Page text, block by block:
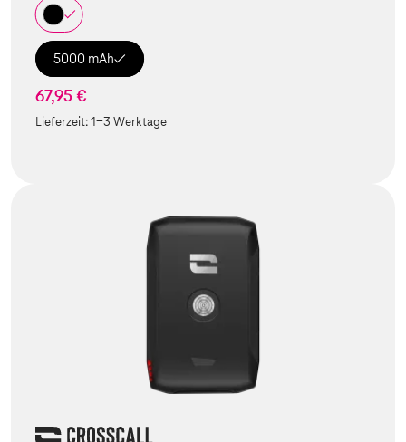
5000 mAh
67,95 €
Lieferzeit:1-3 Werktage